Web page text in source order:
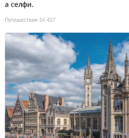
а селфи.
Путешествия 14 427